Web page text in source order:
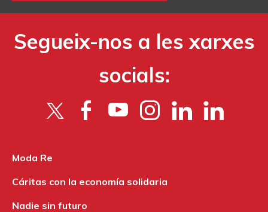
Segueix-nos a les xarxes
socials:
Moda Re
Cáritas con la economía solidaria
Nadie sin futuro